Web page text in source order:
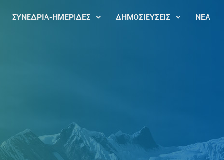
ΣΥΝΕΔΡΙΑ-ΗΜΕΡΙΔΕΣ ΔΗΜΟΣΙΕΥΣΕΙΣ ΝΕΑ